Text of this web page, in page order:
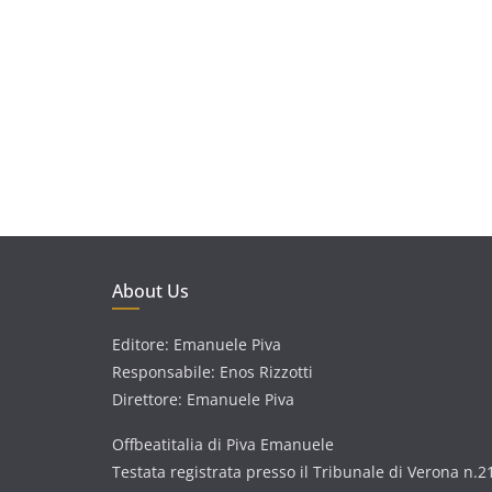
About Us
Editore: Emanuele Piva
Responsabile: Enos Rizzotti
Direttore: Emanuele Piva
Offbeatitalia di Piva Emanuele
Testata registrata presso il Tribunale di Verona